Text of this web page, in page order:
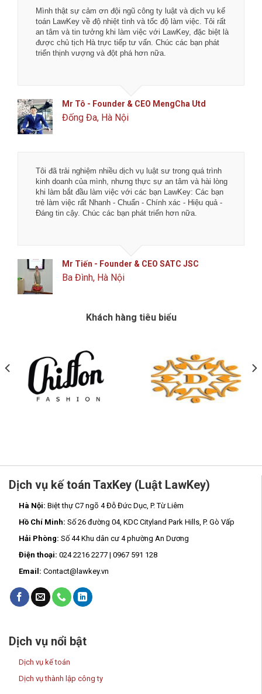
Mình thật sự cảm ơn đội ngũ công ty luật và dịch vụ kế
toán LawKey về độ nhiệt tình và tốc độ làm việc. Tôi rất
an tâm và tin tưởng khi làm việc với LawKey, đặc biệt là
được chủ tịch Hà trực tiếp tư vấn. Chúc các bạn phát
triển thịnh vượng và đột phá hơn nữa.
Mr Tô - Founder & CEO MengCha Utd
Đống Đa, Hà Nội
Tôi đã trải nghiệm nhiều dịch vụ luật sư trong quá trình
kinh doanh của mình, nhưng thực sự an tâm và hài lòng
khi làm bắt đầu làm việc với các bạn LawKey: Các bạn
trẻ làm việc rất Nhanh - Chuẩn - Chính xác - Hiệu quả -
Đáng tin cậy. Chúc các bạn phát triển hơn nữa.
Mr Tiến - Founder & CEO SATC JSC
Ba Đình, Hà Nội
Khách hàng tiêu biểu
Dịch vụ kế toán TaxKey (Luật LawKey)
Hà Nội: Biệt thự C7 ngõ 4 Đỗ Đức Dục, P. Từ Liêm
Hồ Chí Minh: Số 26 đường 04, KDC Cityland Park Hills, P. Gò Vấp
Hải Phòng: Số 44 Khu dân cư 4 phường An Dương
Điện thoại: 024 2216 2277 | 0967 591 128
Email: Contact@lawkey.vn
Dịch vụ nổi bật
Dịch vụ kế toán
Dịch vụ thành lập công ty